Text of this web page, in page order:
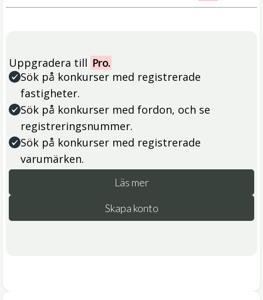
Uppgradera till Pro.
Sök på konkurser med registrerade
fastigheter.
Sök på konkurser med fordon, och se
registreringsnummer.
Sök på konkurser med registrerade
varumärken.
Läs mer
Skapa konto